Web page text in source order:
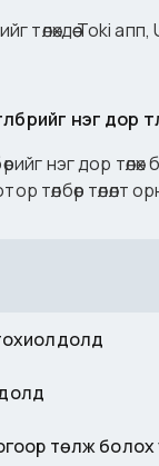
төлөхдөө Toki
нэг дор
нэг дор
төлбөр
төлж болох